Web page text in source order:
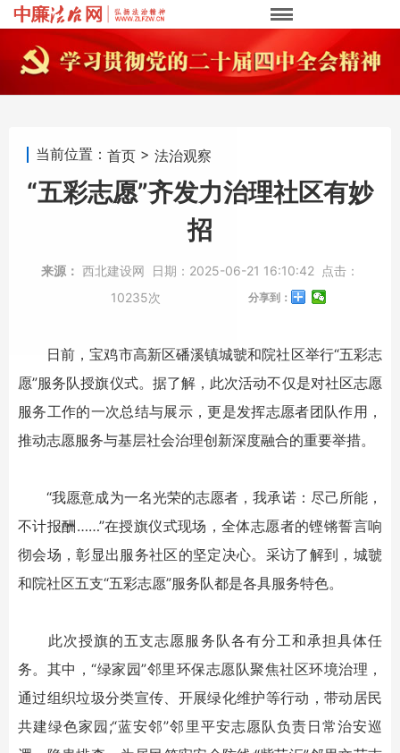
当前位置： 首页 > 法治观察
“五彩志愿”齐发力治理社区有妙
招
来源： 西北建设网 日期： 2025-06-21 16:10:42 点击：
10235次
分享到：
日前，宝鸡市高新区磻溪镇城虢和院社区举行“五彩志
愿”服务队授旗仪式。据了解，此次活动不仅是对社区志愿
服务工作的一次总结与展示，更是发挥志愿者团队作用，
推动志愿服务与基层社会治理创新深度融合的重要举措。
“我愿意成为一名光荣的志愿者，我承诺：尽己所能，
不计报酬……”在授旗仪式现场，全体志愿者的铿锵誓言响
彻会场，彰显出服务社区的坚定决心。采访了解到，城虢
和院社区五支“五彩志愿”服务队都是各具服务特色。
此次授旗的五支志愿服务队各有分工和承担具体任
务。其中，“绿家园”邻里环保志愿队聚焦社区环境治理，
通过组织垃圾分类宣传、开展绿化维护等行动，带动居民
共建绿色家园;“蓝安邻”邻里平安志愿队负责日常治安巡